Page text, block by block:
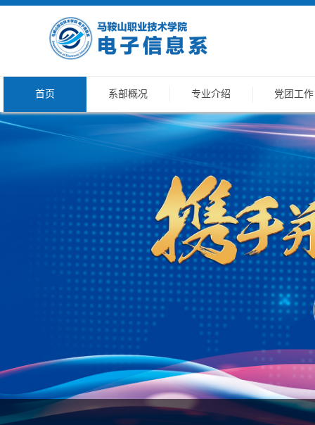
首页 系部概况 专业介绍 党团工作